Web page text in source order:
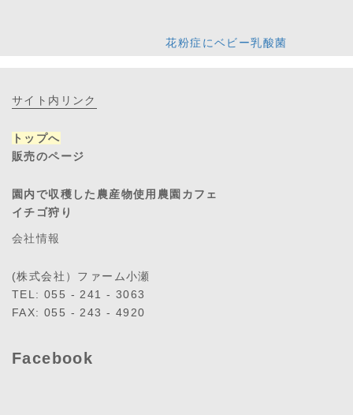
花粉症にベビー乳酸菌
サイト内リンク
トップへ
販売のページ
園内で収穫した農産物使用農園カフェ
イチゴ狩り
会社情報
(株式会社）ファーム小瀬
TEL: 055 - 241 - 3063
FAX: 055 - 243 - 4920
Facebook